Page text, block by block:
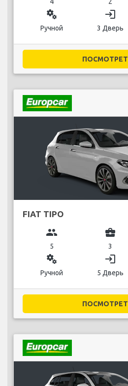
miscellaneous_services
Ручной
login
3 Дверь
FIAT TIPO
group
5
business_center
3
miscellaneous_services
Ручной
login
5 Дверь